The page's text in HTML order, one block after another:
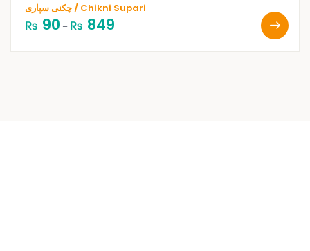
چکنی سپاری / Chikni Supari
₨ 90 – ₨ 849